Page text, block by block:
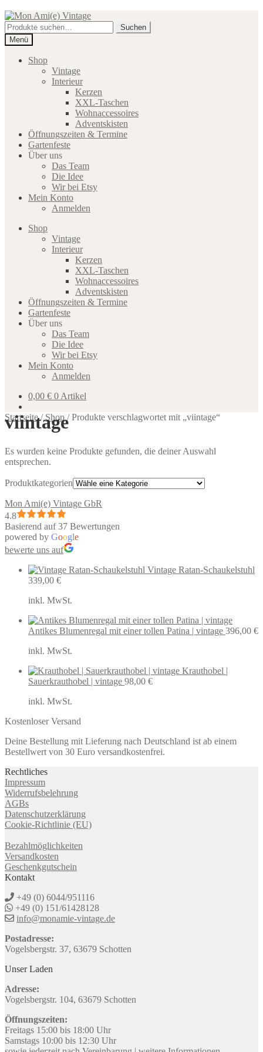
Zur
Navigation
springen
Zum
Inhalt
springen
Suche
nach:
Suchen
Menü
Shop
Vintage
Interieur
Kerzen
XXL-Taschen
Wohnaccessoires
Adventskisten
Öffnungszeiten & Termine
Gartenfeste
Über uns
Das Team
Die Idee
Wir bei Etsy
Mein Konto
Anmelden
Shop
Vintage
Interieur
Kerzen
XXL-Taschen
Wohnaccessoires
Adventskisten
Öffnungszeiten & Termine
Gartenfeste
Über uns
Das Team
Die Idee
Wir bei Etsy
Mein Konto
Anmelden
0,00 € 0 Artikel
Startseite/ Shop /Produkte verschlagwortet mit „viintage“
viintage
Es wurden keine Produkte gefunden, die deiner Auswahl
entsprechen.
Produktkategorien
Mon Ami(e) Vintage GbR
4.8
Basierend auf 37 Bewertungen
powered by Google
bewerte uns auf
Vintage Ratan-Schaukelstuhl
339,00 €
inkl. MwSt.
Antikes Blumenregal mit einer tollen Patina | vintage 396,00 €
inkl. MwSt.
Krauthobel |
Sauerkrauthobel | vintage 98,00 €
inkl. MwSt.
Kostenloser Versand
Deine Bestellung mit Lieferung nach Deutschland ist ab einem
Bestellwert von 30 Euro versandkostenfrei.
Rechtliches
Impressum
Widerrufsbelehrung
AGBs
Datenschutzerklärung
Cookie-Richtlinie (EU)
Bezahlmöglichkeiten
Versandkosten
Geschenkgutschein
Kontakt
+49 (0) 6044/951116
+49 (0) 151/61428128
info@monamie-vintage.de
Postadresse:
Vogelsbergstr. 37, 63679 Schotten
Unser Laden
Adresse:
Vogelsbergstr. 104, 63679 Schotten
Öffnungszeiten:
Freitags 15:00 bis 18:00 Uhr
Samstags 10:00 bis 12:30 Uhr